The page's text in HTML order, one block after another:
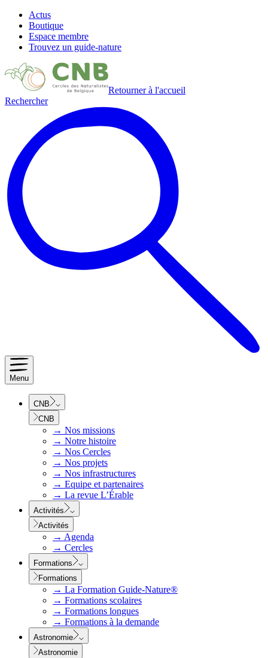
Actus
Boutique
Espace membre
Trouvez un guide-nature
Retourner à l'accueil
Rechercher
Menu
CNB
CNB
→ Nos missions
→ Notre histoire
→ Nos Cercles
→ Nos projets
→ Nos infrastructures
→ Equipe et partenaires
→ La revue L’Érable
Activités
Activités
→ Agenda
→ Cercles
Formations
Formations
→ La Formation Guide-Nature®
→ Formations scolaires
→ Formations longues
→ Formations à la demande
Astronomie
Astronomie